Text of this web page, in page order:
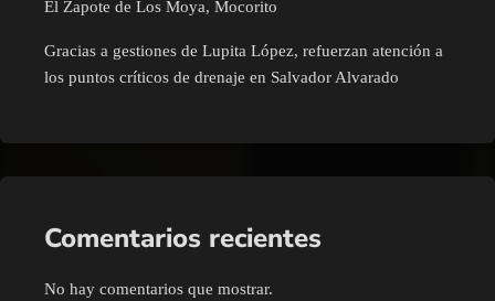
El Zapote de Los Moya, Mocorito
Gracias a gestiones de Lupita López, refuerzan atención a
los puntos críticos de drenaje en Salvador Alvarado
Comentarios recientes
No hay comentarios que mostrar.